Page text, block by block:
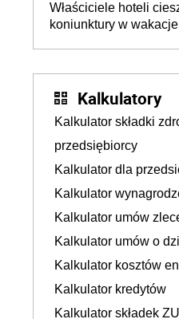
tam, gdzie wielu
Właściciele hoteli
koniunktury w
Kalkulatory
Kalkulator składki
przedsiębiorcy
Kalkulator dla
Kalkulator
Kalkulator umów
Kalkulator umów o
Kalkulator kosztów
Kalkulator kredytów
Kalkulator składek